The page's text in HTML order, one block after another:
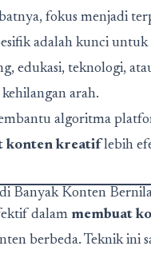
fokus menjadi
adalah kunci
edukasi, teknologi,
arah.
algoritma
konten kreatif lebih
Banyak Konten
dalam membuat
berbeda. Teknik ini